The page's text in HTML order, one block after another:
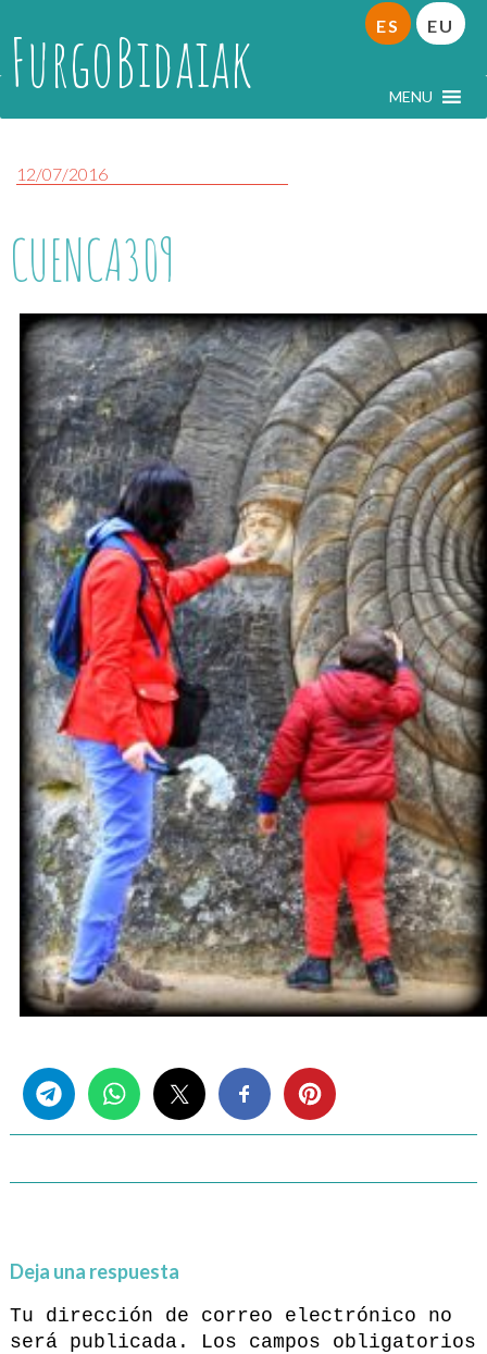
FurgoBidaiak MENU
ES EU
12/07/2016
CUENCA309
Deja una respuesta
Tu dirección de correo electrónico no
será publicada.
Los campos obligatorios